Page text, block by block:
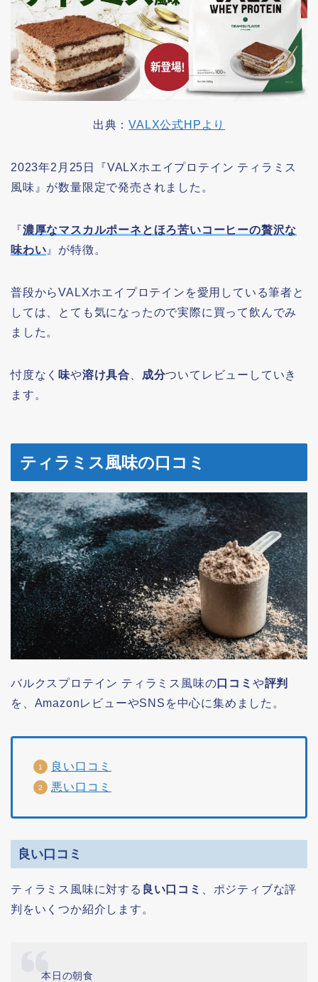
出典：VALX公式HPより
2023年2月25日『VALXホエイプロテイン ティラミス
風味』が数量限定で発売されました。
『濃厚なマスカルポーネとほろ苦いコーヒーの贅沢な
味わい 』が特徴。
普段からVALXホエイプロテインを愛用している筆者と
しては、とても気になったので実際に買って飲んでみ
ました。
忖度なく 味や溶け具合 成分ついてレビューしていき
ます。
ティラミス風味の口コミ
バルクスプロテイン ティラミス風味の口コミ や評判
を、AmazonレビューやSNSを中心に集めました。
良い口コミ
悪い口コミ
良い口コミ
ティラミス風味に対する 良い口コミ
、ポジティブな評
判をいくつか紹介します。
本日の朝食